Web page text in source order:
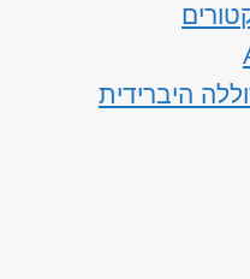
היברידית